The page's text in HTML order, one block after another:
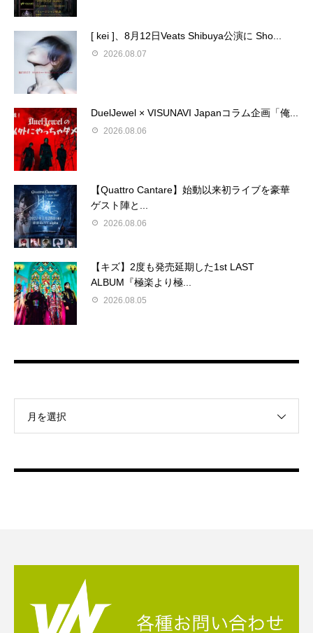
[ kei ]、8月12日Veats Shibuya公演に Sho...
2026.08.07
DuelJewel × VISUNAVI Japanコラム企画「俺...
2026.08.06
【Quattro Cantare】始動以来初ライブを豪華
ゲスト陣と...
2026.08.06
【キズ】2度も発売延期した1st LAST
ALBUM『極楽より極...
2026.08.05
月を選択